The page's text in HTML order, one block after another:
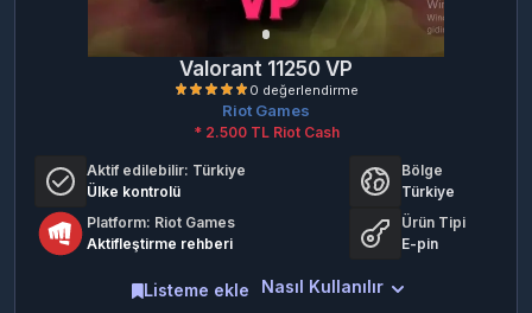
Valorant 11250 VP
0 değerlendirme
Riot Games
* 2.500 TL Riot Cash
Aktif edilebilir: Türkiye
Ülke kontrolü
Bölge
Türkiye
Platform: Riot Games
Aktifleştirme rehberi
Ürün Tipi
E-pin
Nasıl Kullanılır
Listeme ekle